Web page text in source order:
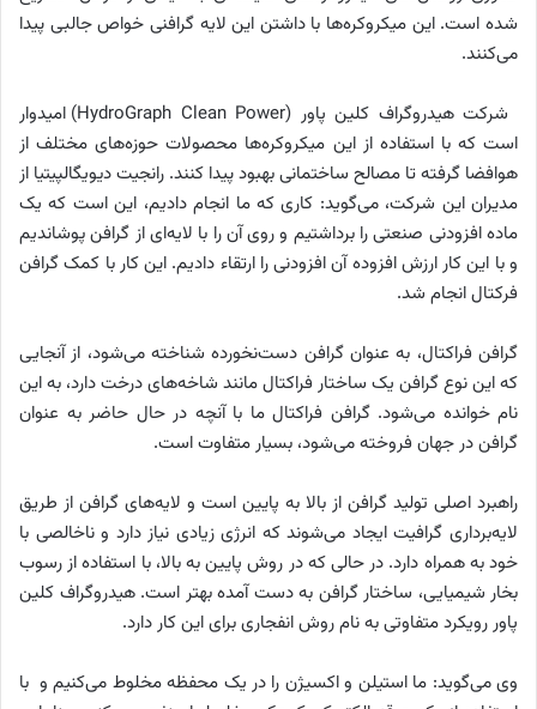
شده است. این میکروکره‌ها با داشتن این لایه گرافنی خواص جالبی پیدا
می‌کنند.
شرکت هیدروگراف کلین پاور (HydroGraph Clean Power) امیدوار
است که با استفاده از این میکروکره‌ها محصولات حوزه‌های مختلف از
هوافضا گرفته تا مصالح ساختمانی بهبود پیدا کنند. رانجیت دیویگالپیتیا از
مدیران این شرکت، می‌گوید: کاری که ما انجام دادیم، این است که یک
ماده افزودنی صنعتی را برداشتیم و روی آن را با لایه‌ای از گرافن پوشاندیم
و با این کار ارزش افزوده آن افزودنی را ارتقاء دادیم. این کار با کمک گرافن
فرکتال انجام شد.
گرافن فراکتال، به عنوان گرافن دست‌نخورده شناخته می‌شود، از آنجایی
که این نوع گرافن یک ساختار فراکتال مانند شاخه‌های درخت دارد، به این
نام خوانده می‌شود. گرافن فراکتال ما با آنچه در حال حاضر به عنوان
گرافن در جهان فروخته می‌شود، بسیار متفاوت است.
راهبرد اصلی تولید گرافن از بالا به پایین است و لایه‌های گرافن از طریق
لایه‌برداری گرافیت ایجاد می‌شوند که انرژی زیادی نیاز دارد و ناخالصی با
خود به همراه دارد. در حالی که در روش پایین به بالا، با استفاده از رسوب
بخار شیمیایی، ساختار گرافن به دست آمده بهتر است. هیدروگراف کلین
پاور رویکرد متفاوتی به نام روش انفجاری برای این کار دارد.
وی می‌گوید: ما استیلن و اکسیژن را در یک محفظه مخلوط می‌کنیم و با